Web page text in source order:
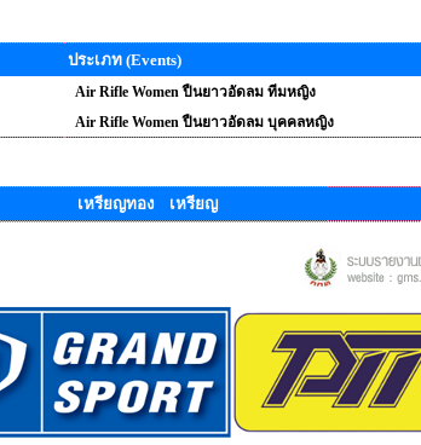
ประเภท (Events)
Air Rifle Women ปืนยาวอัดลม ทีมหญิง
Air Rifle Women ปืนยาวอัดลม บุคคลหญิง
เหรียญทอง เหรียญ